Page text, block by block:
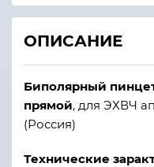
ОПИСАНИЕ
Биполярный
прямой, для ЭХВЧ
(Россия)
Технические